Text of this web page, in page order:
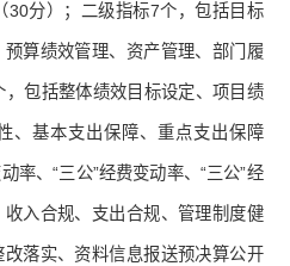
30分）；二级指标7个，包括目标
算绩效管理、资产管理、部门履
包括整体绩效目标设定、项目绩
、基本支出保障、重点支出保障
率、“三公”经费变动率、“三公”经
入合规、支出合规、管理制度健
落实、资料信息报送预决算公开